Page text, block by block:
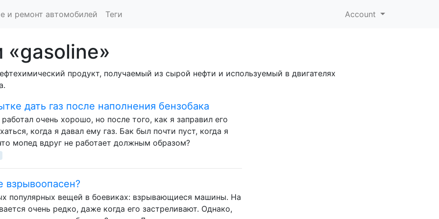
и ремонт автомобилей Теги Account
«gasoline»
продукт, получаемый из сырой нефти и используемый в двигателях
дать газ после наполнения бензобака
очень хорошо, но после того, как я заправил его
когда я давал ему газ. Бак был почти пуст, когда я
мопед вдруг не работает должным образом?
взрывоопасен?
популярных вещей в боевиках: взрывающиеся машины. На
очень редко, даже когда его застреливают. Однако,